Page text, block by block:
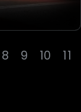
8 9 10 11